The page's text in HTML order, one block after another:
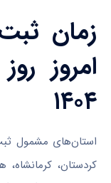
۱۴۰۴
استان‌های مشمول ثبت
کردستان، کرمانشاه،